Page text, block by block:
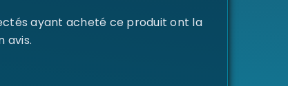
ayant acheté ce produit ont la
avis.